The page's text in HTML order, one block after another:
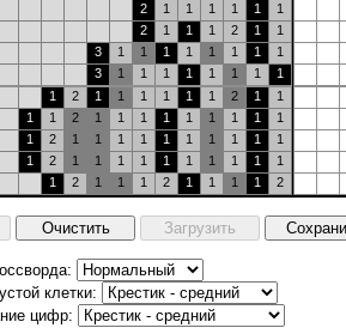
2
1 1 1 1 1
1
2
1 1 1 2 1
1
3
1 1 1 1 1 1 1
1
3
1 1 1 1 1 1 1
1
1
2 1 1 1 1 1 1 2 1
1
1
1 2 1 1 1 1 1 1 1 1
1
1
2 1 1 1 1 1 1 1 1 1
1
1
2 1 1 1 1 1 1 1 1 1
1
1
2 1 1 1 2 1 1 1 1 2
клетки:
цифр: